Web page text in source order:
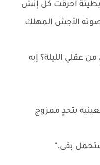
بطيئة أحرقت كل إنش
الأجش المهلك
عقلي الليلة؟ إيه
بتحدٍ ممزوج
بقى."